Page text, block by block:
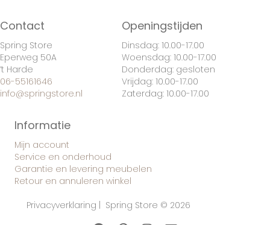
Contact
Spring Store
Eperweg 50A
’t Harde
06-55161646
info@springstore.nl
Openingstijden
Dinsdag: 10.00-17.00
Woensdag: 10.00-17.00
Donderdag: gesloten
Vrijdag: 10.00-17.00
Zaterdag: 10.00-17.00
Informatie
Mijn account
Service en onderhoud
Garantie en levering meubelen
Retour en annuleren winkel
Privacyverklaring | Spring Store © 2026